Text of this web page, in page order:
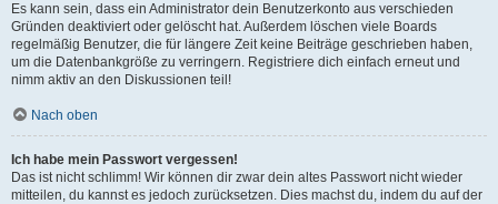
Es kann sein, dass ein Administrator dein Benutzerkonto aus verschieden
Gründen deaktiviert oder gelöscht hat. Außerdem löschen viele Boards
regelmäßig Benutzer, die für längere Zeit keine Beiträge geschrieben haben,
um die Datenbankgröße zu verringern. Registriere dich einfach erneut und
nimm aktiv an den Diskussionen teil!
Nach oben
Ich habe mein Passwort vergessen!
Das ist nicht schlimm! Wir können dir zwar dein altes Passwort nicht wieder
mitteilen, du kannst es jedoch zurücksetzen. Dies machst du, indem du auf der